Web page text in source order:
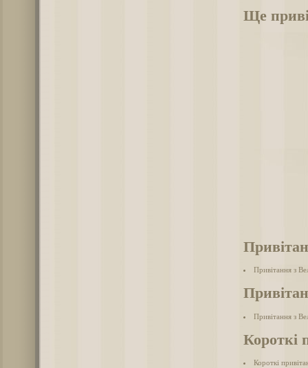
Ще
Привітання з
Привітання з
Короткі
Короткі